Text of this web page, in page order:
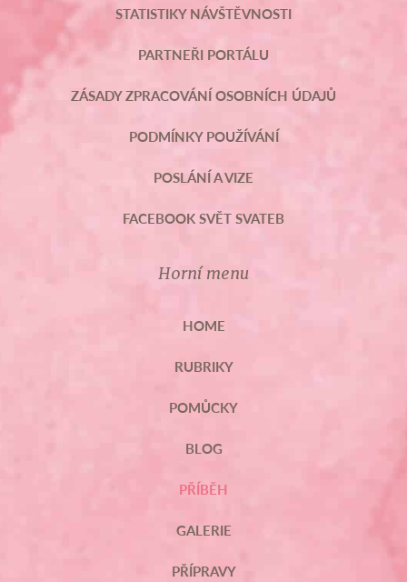
STATISTIKY NÁVŠTĚVNOSTI
PARTNEŘI PORTÁLU
ZÁSADY ZPRACOVÁNÍ OSOBNÍCH ÚDAJŮ
PODMÍNKY POUŽÍVÁNÍ
POSLÁNÍ A VIZE
FACEBOOK SVĚT SVATEB
Horní menu
HOME
RUBRIKY
POMŮCKY
BLOG
PŘÍBĚH
GALERIE
PŘÍPRAVY